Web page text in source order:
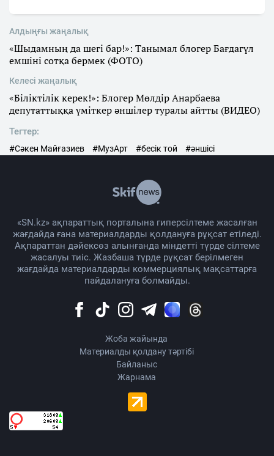
Алдыңғы жаңалық
«Шыдамның да шегі бар!»: Танымал блогер Бағдагүл
емшіні сотқа бермек (ФОТО)
Келесі жаңалық
«Біліктілік керек!»: Блогер Мөлдір Анарбаева
депутаттыққа үміткер әншілер туралы айтты (ВИДЕО)
Тегтер:
#Сәкен Майғазиев #МузАрт #бесік той #әншісі
«SN.kz» ақпараттық порталына гиперсілтеме жасалған
жағдайда ғана материалдарды қолдануға рұқсат етіледі.
Ақпараттан дәйексөз алынғанда міндетті түрде сілтеме
жасалуы тиіс. Жазбаша түрде рұқсат берілмеген
жағдайда материалдарды коммерциялық мақсаттарға
пайдалануға болмайды.
Жоба жайында
Материалды қолдану тәртібі
Байланыс
Жарнама